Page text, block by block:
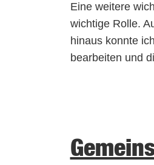
Eine weitere
wichtige Rolle.
hinaus konnte
bearbeiten und